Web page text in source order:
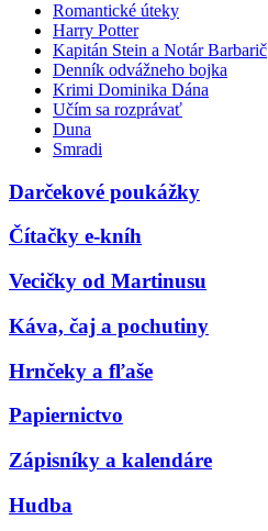
Romantické úteky
Harry Potter
Kapitán Stein a Notár Barbarič
Denník odvážneho bojka
Krimi Dominika Dána
Učím sa rozprávať
Duna
Smradi
Darčekové poukážky
Čítačky e-kníh
Vecičky od Martinusu
Káva, čaj a pochutiny
Hrnčeky a fľaše
Papiernictvo
Zápisníky a kalendáre
Hudba